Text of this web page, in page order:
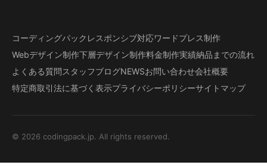
コーディングパック レスポンシブ対応ワードプレス制作
Webデザイン制作下層デザイン制作料金制作実績納品までの流れ
よくある質問スタッフブログNEWSお問い合わせ会社概要
特定商取引法に基づく表示プライバシーポリシーサイトマップ
© 2026 codingpack.jp. All rights reserved.